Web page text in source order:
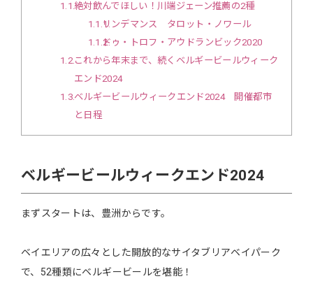
1.1 絶対飲んでほしい！川端ジェーン推薦の2種
1.1.1リンデマンス タロット・ノワール
1.1.2ドゥ・トロフ・アウドランビック2020
1.2これから年末まで、続くベルギービールウィーク
エンド2024
1.3ベルギービールウィークエンド2024 開催都市
と日程
ベルギービールウィークエンド2024
まずスタートは、豊洲からです。
ベイエリアの広々とした開放的なサイタブリアベイパーク
で、52種類にベルギービールを堪能！